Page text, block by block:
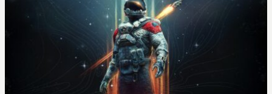
Lapins Crétins) et l'Obsidian d'aujourd'hui n'est plus
le même studio qu'il y a 15 ans. Mais bon, OK, on
peut commencer à fantasmer.A.